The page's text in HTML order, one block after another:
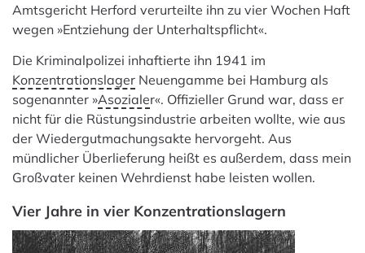
Amtsgericht Herford verurteilte ihn zu vier Wochen Haft
wegen »Entziehung der Unterhaltspflicht«.
Die Kriminalpolizei inhaftierte ihn 1941 im
Konzentrationslager Neuengamme bei Hamburg als
sogenannter »Asozialer«. Offizieller Grund war, dass er
nicht für die Rüstungsindustrie arbeiten wollte, wie aus
der Wiedergutmachungsakte hervorgeht. Aus
mündlicher Überlieferung heißt es außerdem, dass mein
Großvater keinen Wehrdienst habe leisten wollen.
Vier Jahre in vier Konzentrationslagern